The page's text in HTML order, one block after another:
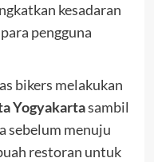
kesadaran
pengguna
bikers melakukan
Yogyakartasambil
sebelum menuju
restoran untuk